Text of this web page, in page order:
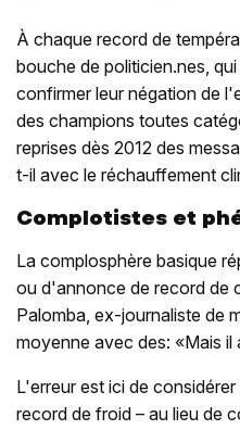
À chaque record de
bouche de politicien.nes,
confirmer leur négation de
des champions toutes
reprises dès 2012 des
t-il avec le réchauffement
Complotistes et
La complosphère basique
ou d'annonce de record de
Palomba, ex-journaliste de
moyenne avec des: «Mais
L'erreur est ici de
record de froid – au lieu de